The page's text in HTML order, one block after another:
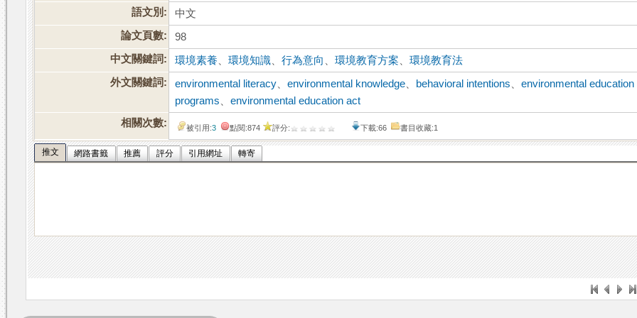
語文別:
中文
論文頁數:
98
中文關鍵詞:
環境素養 、環境知識 、行為意向 、環境教育方案 、環境教育法
外文關鍵詞:
environmental literacy 、environmental knowledge behavioral intentions 、environmental education
programs 、environmental education act
相關次數:
被引用:3 點閱:874 評分: 下載:66 書目收藏:1
推文 網路書籤 推薦 評分 引用網址 轉寄